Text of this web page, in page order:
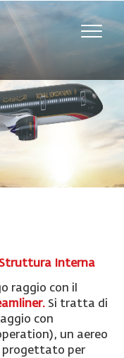
Toggle
Struttura Interna
raggio con il
Si tratta di
con
un aereo
progettato per